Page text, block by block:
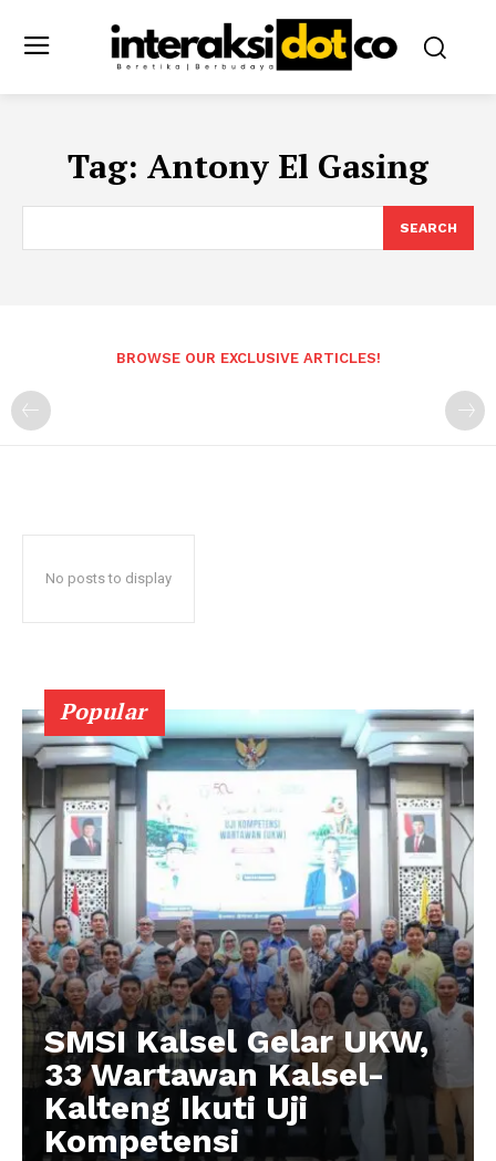
Tag: Antony El Gasing
SEARCH
BROWSE OUR EXCLUSIVE ARTICLES!
No posts to display
Popular
SMSI Kalsel Gelar UKW,
33 Wartawan Kalsel-
Kalteng Ikuti Uji
Kompetensi